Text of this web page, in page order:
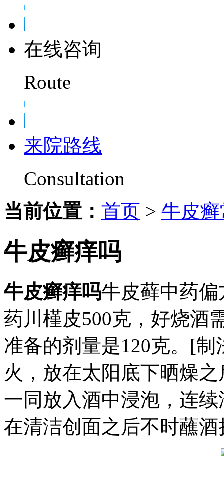
在线咨询
Route
来院路线
Consultation
当前位置： 首页 > 牛皮
牛皮癣痒吗
牛皮癣痒吗牛皮藓中药
药川槿皮500克，好烧酒
准备的剂量是120克。[
火，放在太阳底下晒燥
一同放入酒中浸泡，连
在清洁创面之后不时蘸酒